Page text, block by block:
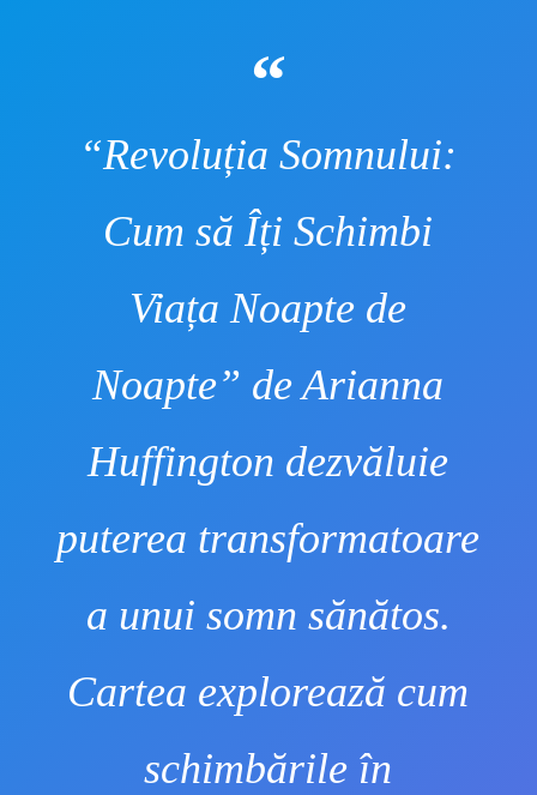
“Revoluția Somnului:
Cum să Îți Schimbi
Viața Noapte de
Noapte” de Arianna
Huffington dezvăluie
puterea transformatoare
a unui somn sănătos.
Cartea explorează cum
schimbările în